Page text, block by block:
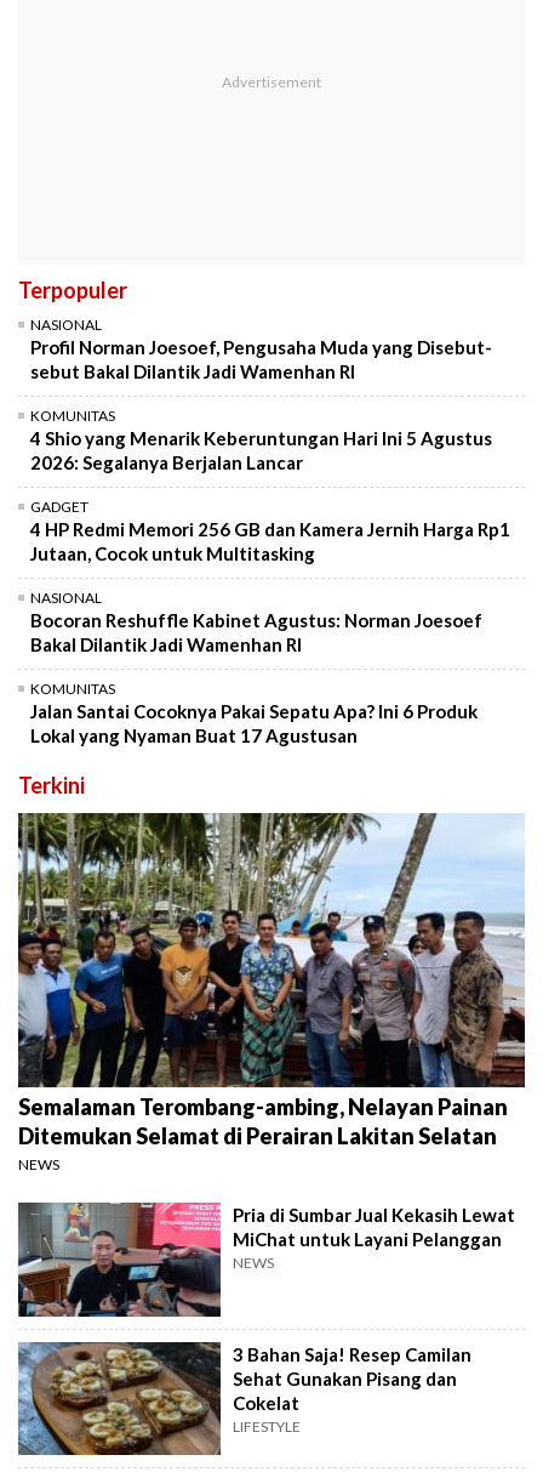
Terpopuler
NASIONAL
Profil Norman Joesoef, Pengusaha Muda yang Disebut-
sebut Bakal Dilantik Jadi Wamenhan RI
KOMUNITAS
4 Shio yang Menarik Keberuntungan Hari Ini 5 Agustus
2026: Segalanya Berjalan Lancar
GADGET
4 HP Redmi Memori 256 GB dan Kamera Jernih Harga Rp1
Jutaan, Cocok untuk Multitasking
NASIONAL
Bocoran Reshuffle Kabinet Agustus: Norman Joesoef
Bakal Dilantik Jadi Wamenhan RI
KOMUNITAS
Jalan Santai Cocoknya Pakai Sepatu Apa? Ini 6 Produk
Lokal yang Nyaman Buat 17 Agustusan
Terkini
Semalaman Terombang-ambing, Nelayan Painan
Ditemukan Selamat di Perairan Lakitan Selatan
NEWS
Pria di Sumbar Jual Kekasih Lewat
MiChat untuk Layani Pelanggan
NEWS
3 Bahan Saja! Resep Camilan
Sehat Gunakan Pisang dan
Cokelat
LIFESTYLE